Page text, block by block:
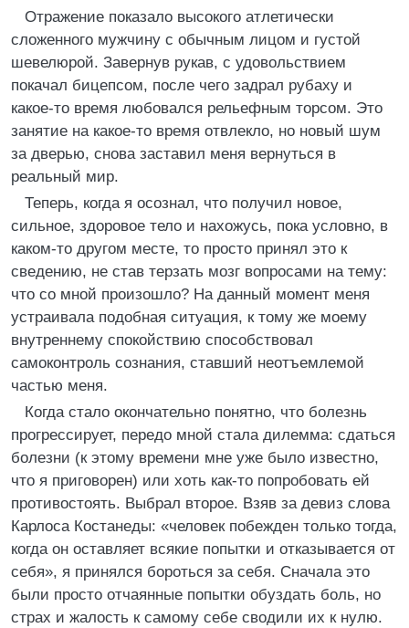
Отражение показало высокого атлетически
сложенного мужчину с обычным лицом и густой
шевелюрой. Завернув рукав, с удовольствием
покачал бицепсом, после чего задрал рубаху и
какое-то время любовался рельефным торсом. Это
занятие на какое-то время отвлекло, но новый шум
за дверью, снова заставил меня вернуться в
реальный мир.
Теперь, когда я осознал, что получил новое,
сильное, здоровое тело и нахожусь, пока условно, в
каком-то другом месте, то просто принял это к
сведению, не став терзать мозг вопросами на тему:
что со мной произошло? На данный момент меня
устраивала подобная ситуация, к тому же моему
внутреннему спокойствию способствовал
самоконтроль сознания, ставший неотъемлемой
частью меня.
Когда стало окончательно понятно, что болезнь
прогрессирует, передо мной стала дилемма: сдаться
болезни (к этому времени мне уже было известно,
что я приговорен) или хоть как-то попробовать ей
противостоять. Выбрал второе. Взяв за девиз слова
Карлоса Костанеды: «человек побежден только тогда,
когда он оставляет всякие попытки и отказывается от
себя», я принялся бороться за себя. Сначала это
были просто отчаянные попытки обуздать боль, но
страх и жалость к самому себе сводили их к нулю.